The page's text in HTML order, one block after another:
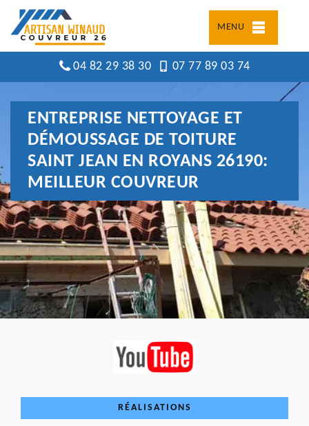
MENU
04 82 29 38 30 07 77 89 03 74
ENTREPRISE NETTOYAGE ET
DÉMOUSSAGE DE TOITURE
SAINT JEAN EN ROYANS 26190:
MEILLEUR COUVREUR
RÉALISATIONS